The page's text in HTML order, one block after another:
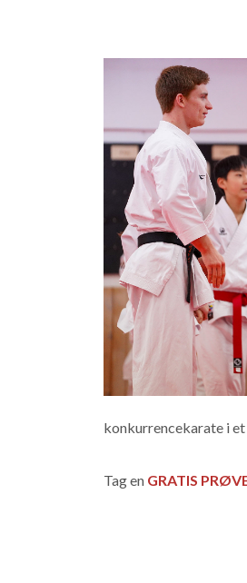
konkurrencekarate i
Tag en GRATIS